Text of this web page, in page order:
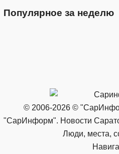
Популярное за неделю
© 2006-2026 ©
"СарИнформ". Новости
Люди, места,